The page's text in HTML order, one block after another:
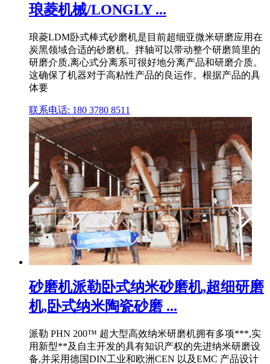
琅菱机械/LONGLY ...
琅菱LDM卧式棒式砂磨机是目前超细亚微米研磨应用在
炭黑领域合适的砂磨机。拌轴可以带动整个研磨筒里的
研磨介质,离心式分离系可很好地分离产品和研磨介质。
这确保了机器对于高粘性产品的良运作。根据产品的具
体要
联系电话: 180 3780 8511
砂磨机派勒卧式纳米砂磨机,超细研磨
机,卧式纳米陶瓷砂磨 ...
派勒 PHN 200™ 超大型高效纳米研磨机拥有多项***,实
用新型**及自主开发的具有知识产权的先进纳米研磨设
备,并采用德国DIN工业和欧洲CEN 以及EMC 产品设计